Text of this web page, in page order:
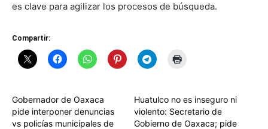
es clave para agilizar los procesos de búsqueda.
Compartir:
Gobernador de Oaxaca
pide interponer denuncias
vs policías municipales de
Huatulco no es inseguro ni
violento: Secretario de
Gobierno de Oaxaca; pide